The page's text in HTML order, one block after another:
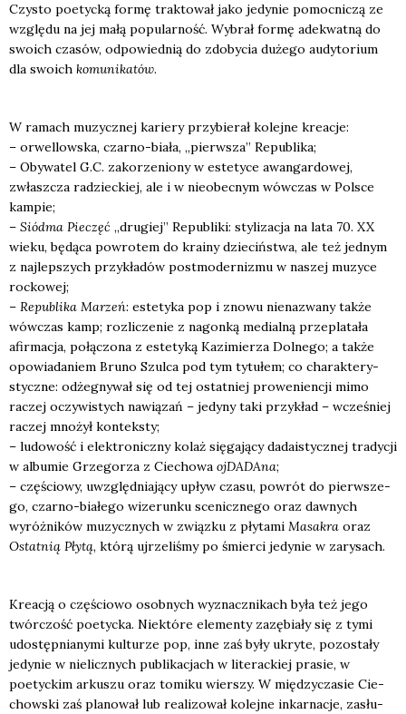
Czy­sto poetyc­ką for­mę trak­to­wał jako jedy­nie pomoc­ni­czą ze
wzglę­du na jej małą popu­lar­ność. Wybrał for­mę ade­kwat­ną do
swo­ich cza­sów, odpo­wied­nią do zdo­by­cia duże­go audy­to­rium
dla swo­ich komu­ni­ka­tów.
W ramach muzycz­nej karie­ry przy­bie­rał kolej­ne kre­acje:
– orwel­low­ska, czar­no-bia­ła, „pierw­sza” Repu­bli­ka;
– Oby­wa­tel G.C. zako­rze­nio­ny w este­ty­ce awan­gar­do­wej,
zwłasz­cza radziec­kiej, ale i w nie­obec­nym wów­czas w Pol­sce
kam­pie;
– Siód­ma Pie­częć „dru­giej” Repu­bli­ki: sty­li­za­cja na lata 70. XX
wie­ku, będą­ca powro­tem do kra­iny dzie­ciń­stwa, ale też jed­nym
z naj­lep­szych przy­kła­dów post­mo­der­ni­zmu w naszej muzy­ce
roc­ko­wej;
– Repu­bli­ka Marzeń: este­ty­ka pop i zno­wu nie­na­zwa­ny tak­że
wów­czas kamp; roz­li­cze­nie z nagon­ką medial­ną prze­pla­ta­ła
afir­ma­cja, połą­czo­na z este­ty­ką Kazi­mie­rza Dol­ne­go; a tak­że
opo­wia­da­niem Bru­no Szul­ca pod tym tytu­łem; co cha­rak­te­ry­
stycz­ne: odże­gny­wał się od tej ostat­niej pro­we­nien­cji mimo
raczej oczy­wi­stych nawią­zań – jedy­ny taki przy­kład – wcze­śniej
raczej mno­żył kon­tek­sty;
– ludo­wość i elek­tro­nicz­ny kolaż się­ga­ją­cy dada­istycz­nej tra­dy­cji
w albu­mie Grze­go­rza z Cie­cho­wa ojDA­DA­na;
– czę­ścio­wy, uwzględ­nia­ją­cy upływ cza­su, powrót do pierw­sze­
go, czar­no-bia­łe­go wize­run­ku sce­nicz­ne­go oraz daw­nych
wyróż­ni­ków muzycz­nych w związ­ku z pły­ta­mi Masa­kra oraz
Ostat­nią Pły­tą, któ­rą ujrze­li­śmy po śmier­ci jedy­nie w zary­sach.
Kre­acją o czę­ścio­wo osob­nych wyznacz­ni­kach była też jego
twór­czość poetyc­ka. Nie­któ­re ele­men­ty zazę­bia­ły się z tymi
udo­stęp­nia­ny­mi kul­tu­rze pop, inne zaś były ukry­te, pozo­sta­ły
jedy­nie w nie­licz­nych publi­ka­cjach w lite­rac­kiej pra­sie, w
poetyc­kim arku­szu oraz tomi­ku wier­szy. W mię­dzy­cza­sie Cie­
chow­ski zaś pla­no­wał lub reali­zo­wał kolej­ne inkar­na­cje, zasłu­